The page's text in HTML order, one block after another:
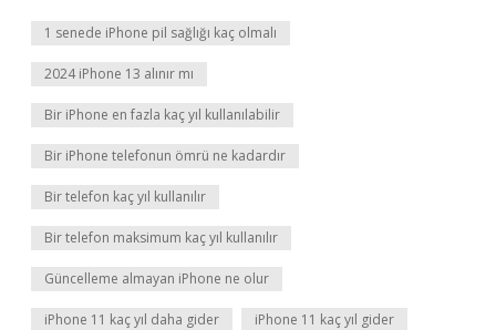
1 senede iPhone pil sağlığı kaç olmalı
2024 iPhone 13 alınır mı
Bir iPhone en fazla kaç yıl kullanılabilir
Bir iPhone telefonun ömrü ne kadardır
Bir telefon kaç yıl kullanılır
Bir telefon maksimum kaç yıl kullanılır
Güncelleme almayan iPhone ne olur
iPhone 11 kaç yıl daha gider iPhone 11 kaç yıl gider